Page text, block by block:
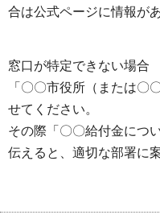
合は公式ページに情報が
窓口が特定できない場合
「〇〇市役所（または〇
せてください。
その際「〇〇給付金につ
伝えると、適切な部署に